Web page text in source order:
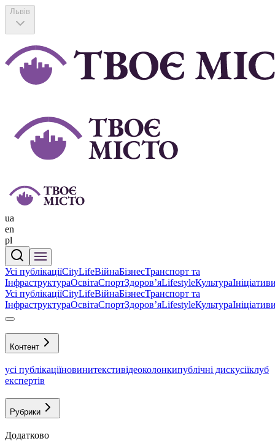
Львів
ua
en
pl
Усі публікаціїCityLifeВійнаБізнесТранспорт та
ІнфраструктураОсвітаСпортЗдоровʼяLifestyleКультура
Усі публікаціїCityLifeВійнаБізнесТранспорт та
ІнфраструктураОсвітаСпортЗдоровʼяLifestyleКультура
Контент
усі публікаціїновинитекстивідеоколонкипублічні дискусіїклуб
експертів
Рубрики
Додатково